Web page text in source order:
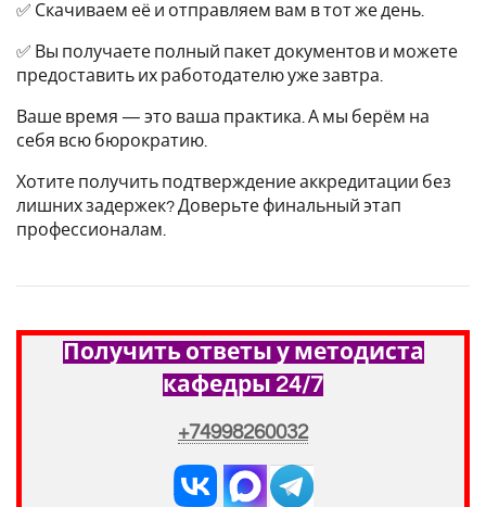
✅ Скачиваем её и отправляем вам в тот же день.
✅ Вы получаете полный пакет документов и можете
предоставить их работодателю уже завтра.
Ваше время — это ваша практика. А мы берём на
себя всю бюрократию.
Хотите получить подтверждение аккредитации без
лишних задержек? Доверьте финальный этап
профессионалам.
Получить ответы у методиста
кафедры 24/7
+74998260032